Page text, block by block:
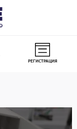
РЕГИСТРАЦИЯ